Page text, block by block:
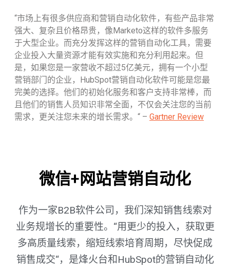
“市场上有很多供应商和营销自动化软件，有些产品非常
强大、复杂且价格昂贵，像Marketo这样的软件多服务
于大型企业。而充分发挥这样的营销自动化工具，需要
企业投入大量资源才能有效实施和充分利用起来。但
是，如果您是一家营收不超过5亿美元，拥有一个小型
营销部门的企业，HubSpot营销自动化软件可能是您最
完美的选择。他们的初始化服务和客户支持非常棒，而
且他们的销售人员知识非常全面，不仅会关注您的当前
需求，更关注您未来的增长需求。“ – Gartner Review
微信+网站营销自动化
作为一家B2B软件公司，我们深知销售线索对
业务规增长的重要性。“用更少的投入，获取更
多高质量线索，缩短线索培育周期，尽快促成
销售成交“，是烽火台和HubSpot的营销自动化